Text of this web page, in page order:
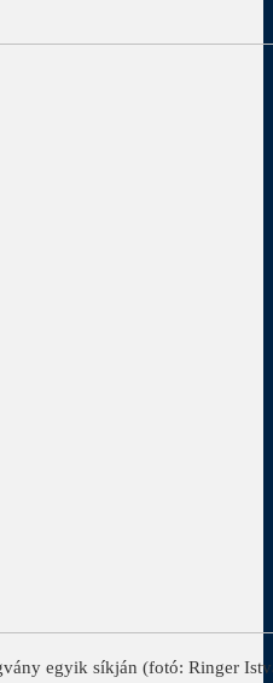
egyik síkján (fotó: Ringer